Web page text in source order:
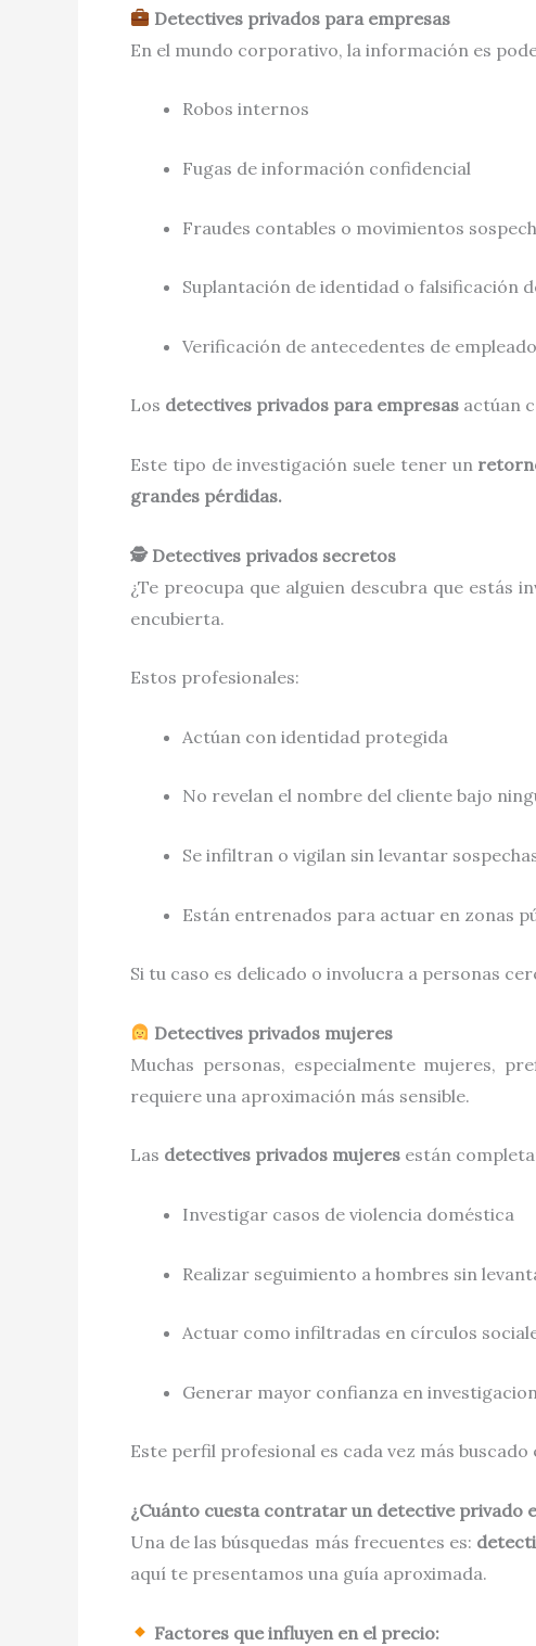
Detectives privados para empresas
En el mundo corporativo, la información es
Robos internos
Fugas de información confidencial
Fraudes contables o movimientos
Suplantación de identidad o falsificación
Verificación de antecedentes de
Los detectives privados para empresas actúan
Este tipo de investigación suele tener un
grandes pérdidas.
🕵️ Detectives privados secretos
¿Te preocupa que alguien descubra que estás
encubierta.
Estos profesionales:
Actúan con identidad protegida
No revelan el nombre del cliente bajo
Se infiltran o vigilan sin levantar
Están entrenados para actuar en zonas
Si tu caso es delicado o involucra a personas
Detectives privados mujeres
Muchas personas, especialmente mujeres,
requiere una aproximación más sensible.
Las detectives privados mujeres están
Investigar casos de violencia doméstica
Realizar seguimiento a hombres sin
Actuar como infiltradas en círculos
Generar mayor confianza en
Este perfil profesional es cada vez más
¿Cuánto cuesta contratar un detective privado
Una de las búsquedas más frecuentes es:
aquí te presentamos una guía aproximada.
Factores que influyen en el precio: